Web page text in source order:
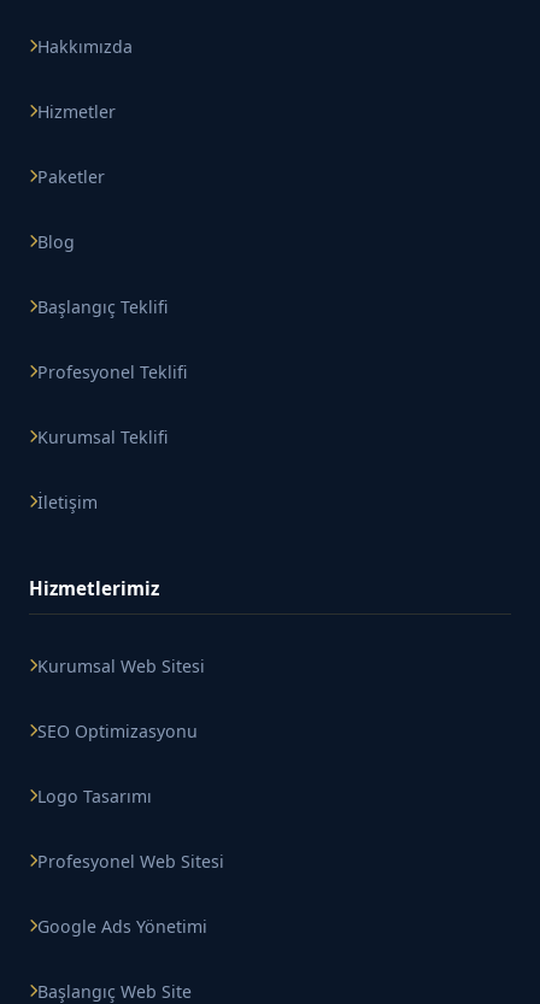
Hakkımızda
Hizmetler
Paketler
Blog
Başlangıç Teklifi
Profesyonel Teklifi
Kurumsal Teklifi
İletişim
Hizmetlerimiz
Kurumsal Web Sitesi
SEO Optimizasyonu
Logo Tasarımı
Profesyonel Web Sitesi
Google Ads Yönetimi
Başlangıç Web Site